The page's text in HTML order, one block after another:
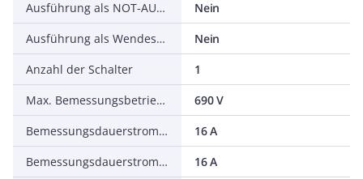
Ausführung als NOT-AUS-Einrichtung
Nein
Ausführung als Wendeschalter
Nein
Anzahl der Schalter
1
Max. Bemessungsbetriebsspannung Ue bei AC
690 V
Bemessungsdauerstrom Iu
16 A
Bemessungsdauerstrom bei AC-23, 400 V
16 A